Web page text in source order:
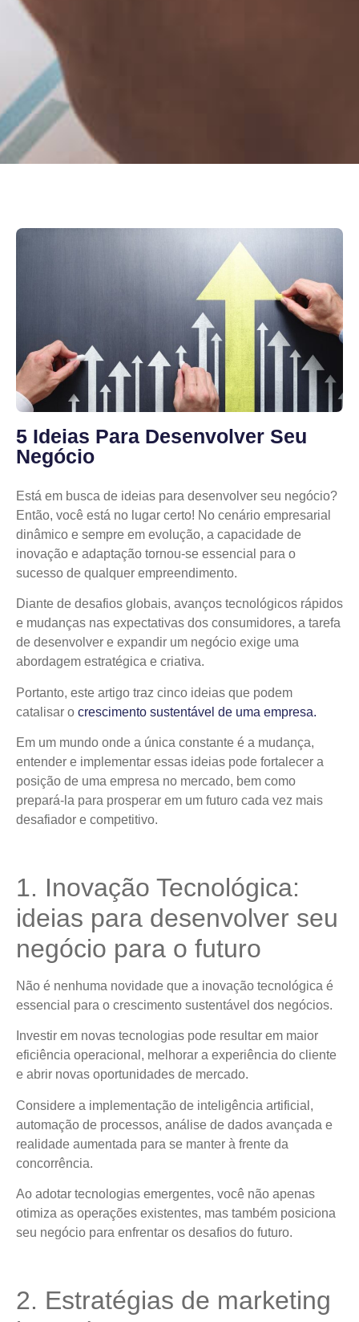
5 Ideias Para Desenvolver Seu
Negócio
Está em busca de ideias para desenvolver seu negócio?
Então, você está no lugar certo! No cenário empresarial
dinâmico e sempre em evolução, a capacidade de
inovação e adaptação tornou-se essencial para o
sucesso de qualquer empreendimento.
Diante de desafios globais, avanços tecnológicos rápidos
e mudanças nas expectativas dos consumidores, a tarefa
de desenvolver e expandir um negócio exige uma
abordagem estratégica e criativa.
Portanto, este artigo traz cinco ideias que podem
catalisar o crescimento sustentável de uma empresa.
Em um mundo onde a única constante é a mudança,
entender e implementar essas ideias pode fortalecer a
posição de uma empresa no mercado, bem como
prepará-la para prosperar em um futuro cada vez mais
desafiador e competitivo.
1. Inovação Tecnológica:
ideias para desenvolver seu
negócio para o futuro
Não é nenhuma novidade que a inovação tecnológica é
essencial para o crescimento sustentável dos negócios.
Investir em novas tecnologias pode resultar em maior
eficiência operacional, melhorar a experiência do cliente
e abrir novas oportunidades de mercado.
Considere a implementação de inteligência artificial,
automação de processos, análise de dados avançada e
realidade aumentada para se manter à frente da
concorrência.
Ao adotar tecnologias emergentes, você não apenas
otimiza as operações existentes, mas também posiciona
seu negócio para enfrentar os desafios do futuro.
2. Estratégias de marketing